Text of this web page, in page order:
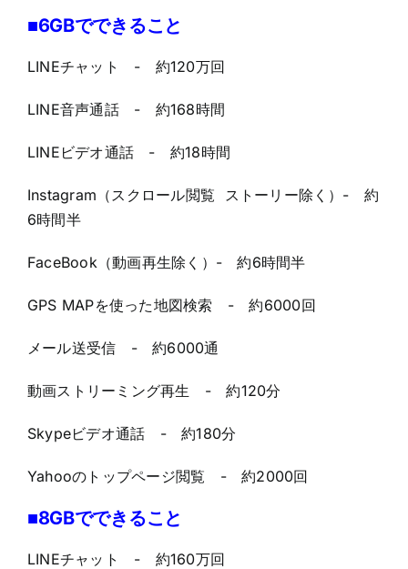
■6GBでできること
LINEチャット - 約120万回
LINE音声通話 - 約168時間
LINEビデオ通話 - 約18時間
Instagram（スクロール閲覧 ストーリー除く）- 約
6時間半
FaceBook（動画再生除く）- 約6時間半
GPS MAPを使った地図検索 - 約6000回
メール送受信 - 約6000通
動画ストリーミング再生 - 約120分
Skypeビデオ通話 - 約180分
Yahooのトップページ閲覧 - 約2000回
■8GBでできること
LINEチャット - 約160万回